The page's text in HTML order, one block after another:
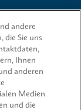
andere
die Sie uns
Ihnen
anderen
Medien
und die